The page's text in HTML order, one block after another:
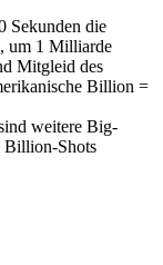
Sekunden die
um 1 Milliarde
Mitgleid des
Billion =
weitere Big-
Billion-Shots